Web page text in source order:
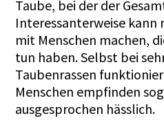
Taube, bei der der
Interessanterweise kann
mit Menschen machen,
tun haben. Selbst bei
Taubenrassen
Menschen empfinden
ausgesprochen hässlich.